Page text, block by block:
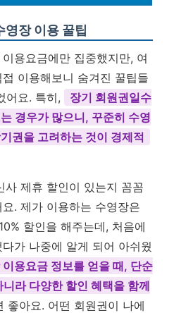
영장 이용 꿀팁
용요금에만 집중했지만, 여
이용해보니 숨겨진 꿀팁들
어요. 특히,
장기 회원권일수
경우가 많으니, 꾸준히 수영
권을 고려하는 것이 경제적
사 제휴 할인이 있는지 꼼꼼
. 제가 이용하는 수영장은
할인을 해주는데, 처음에
가 나중에 알게 되어 아쉬웠
이용요금 정보를 얻을 때, 단순
라 다양한 할인 혜택을 함께
좋아요. 어떤 회원권이 나에